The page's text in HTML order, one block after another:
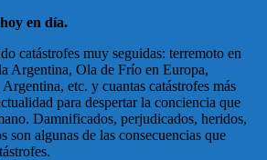
en día.
catástrofes muy seguidas: terremoto en
Argentina, Ola de Frío en Europa,
etc. y cuantas catástrofes más
para despertar la conciencia que
Damnificados, perjudicados, heridos,
son algunas de las consecuencias que